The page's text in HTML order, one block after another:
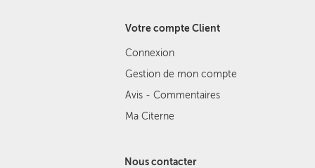
Votre compte Client
Connexion
Gestion de mon compte
Avis - Commentaires
Ma Citerne
Nous contacter